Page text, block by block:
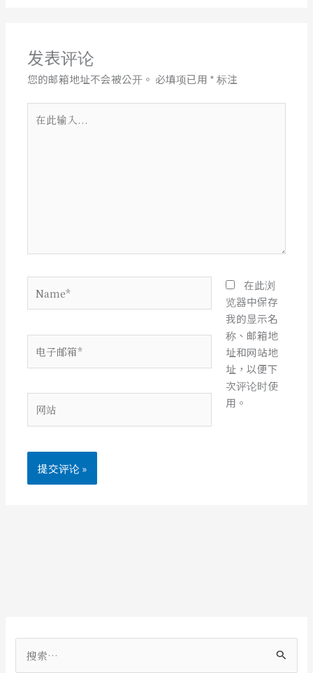
发表评论
您的邮箱地址不会被公开。 必填项已用 *标注
此
子
箱
站
在此浏
览器中保存
我的显示名
称、邮箱地
址和网站地
址，以便下
次评论时使
用。